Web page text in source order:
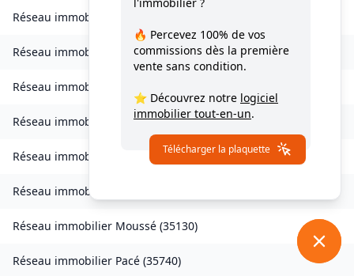
Réseau immobilier
Réseau immobilier Louvigné-du-Désert( 35420)
Réseau immobilier
Réseau immobilier Maxent(35380)
Réseau immobilier Meillac 35270)
Réseau immobilier
Réseau immobilier Moussé (35130)
Réseau immobilier Pacé (35740)
🔥 Percevez 100% de vos
commissions dès la première
vente sans condition.
⭐ Découvrez notre logiciel
immobilier tout-en-un.
Télécharger la plaquette